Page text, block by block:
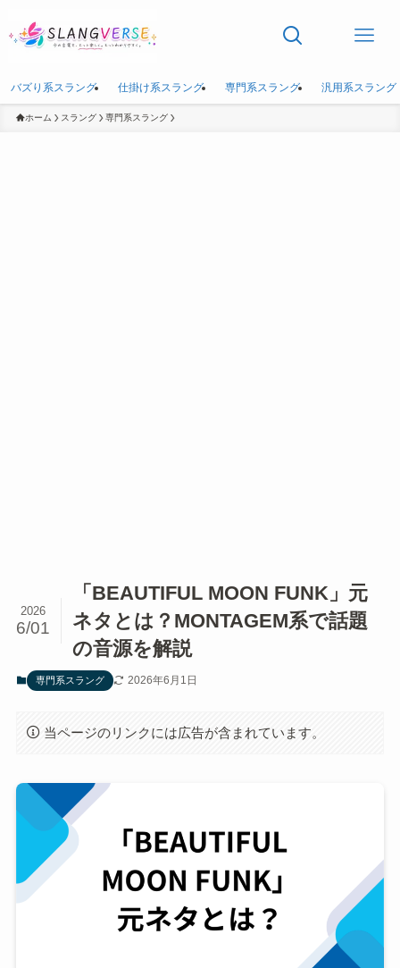
バズり系スラング 仕掛け系スラング 専門系スラング 汎用系スラング
ホーム スラング 専門系スラング
「BEAUTIFUL MOON FUNK」元
ネタとは？MONTAGEM系で話題
の音源を解説
2026
6/01
専門系スラング 2026年6月1日
当ページのリンクには広告が含まれています。